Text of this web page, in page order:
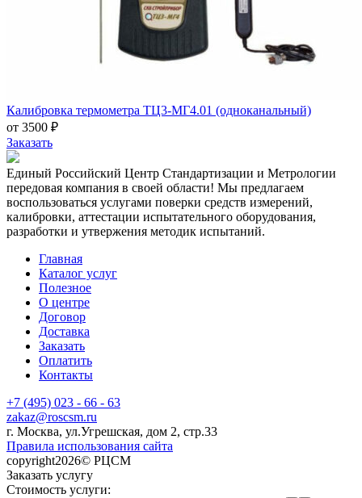
Калибровка термометра ТЦ3-МГ4.01 (одноканальный)
от 3500 ₽
Заказать
Единый Российский Центр Стандартизации и Метрологии
передовая компания в своей области! Мы предлагаем
воспользоваться услугами поверки средств измерений,
калибровки, аттестации испытательного оборудования,
разработки и утвержения методик испытаний.
Главная
Каталог услуг
Полезное
О центре
Договор
Доставка
Заказать
Оплатить
Контакты
+7 (495) 023 - 66 - 63
zakaz@roscsm.ru
г. Москва, ул.Угрешская, дом 2, стр.33
Правила использования сайта
copyright2026© РЦСМ
Заказать услугу
Стоимость услуги: